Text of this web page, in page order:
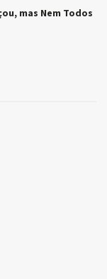
mas Nem Todos